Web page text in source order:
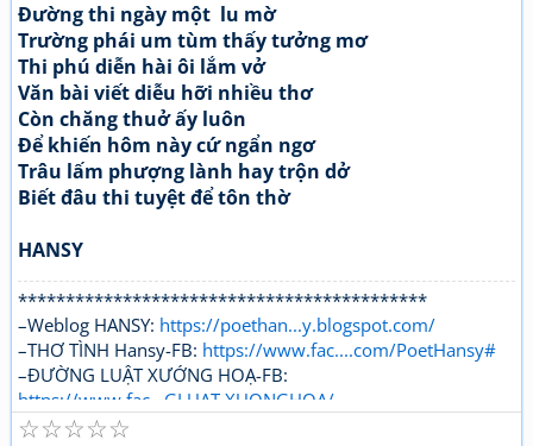
Đường thi ngày một lu mờ
Trường phái um tùm thấy tưởng mơ
Thi phú diễn hài ôi lắm vở
Văn bài viết diễu hỡi nhiều thơ
Còn chăng thuở ấy luôn
Để khiến hôm này cứ ngẩn ngơ
Trâu lấm phượng lành hay trộn dở
Biết đâu thi tuyệt để tôn thờ
HANSY
*******************************************
–Weblog HANSY: https://poethan...y.blogspot.com/
–THƠ TÌNH Hansy-FB: https://www.fac....com/PoetHansy#
–ĐƯỜNG LUẬT XƯỚNG HOẠ-FB:
https://www.fac...GLUAT.XUONGHOA/
☆
☆
☆
☆
☆